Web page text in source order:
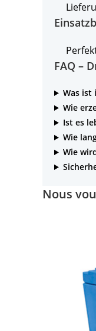
FAQ –
Was ist
Wie
Ist es
Wie
Wie
Nous